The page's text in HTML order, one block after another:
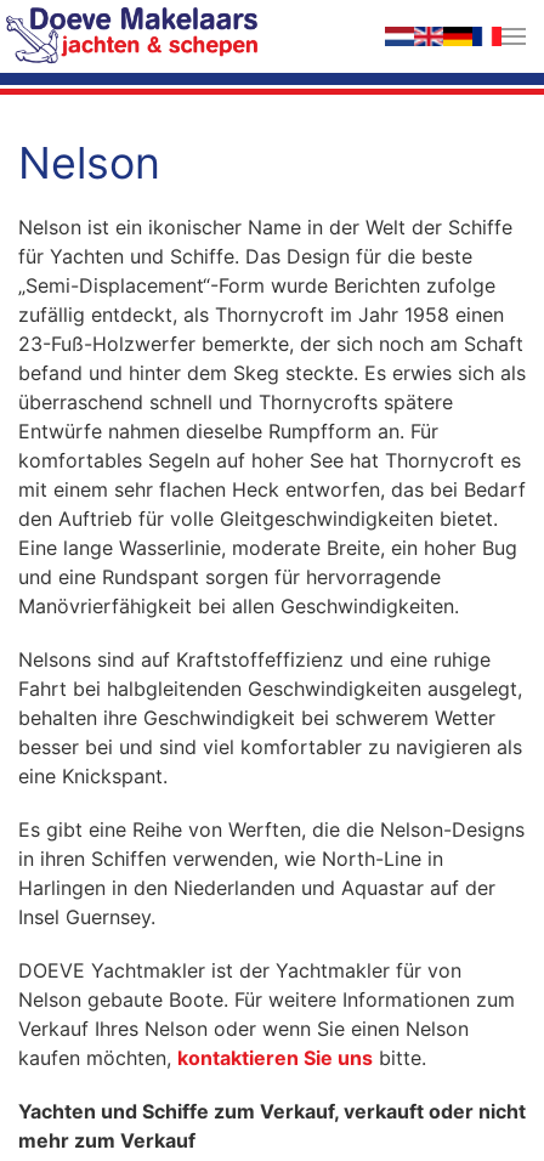
Zum Hauptinhalt springen
Nelson
Nelson ist ein ikonischer Name in der Welt der Schiffe
für Yachten und Schiffe. Das Design für die beste
„Semi-Displacement“-Form wurde Berichten zufolge
zufällig entdeckt, als Thornycroft im Jahr 1958 einen
23-Fuß-Holzwerfer bemerkte, der sich noch am Schaft
befand und hinter dem Skeg steckte. Es erwies sich als
überraschend schnell und Thornycrofts spätere
Entwürfe nahmen dieselbe Rumpfform an. Für
komfortables Segeln auf hoher See hat Thornycroft es
mit einem sehr flachen Heck entworfen, das bei Bedarf
den Auftrieb für volle Gleitgeschwindigkeiten bietet.
Eine lange Wasserlinie, moderate Breite, ein hoher Bug
und eine Rundspant sorgen für hervorragende
Manövrierfähigkeit bei allen Geschwindigkeiten.
Nelsons sind auf Kraftstoffeffizienz und eine ruhige
Fahrt bei halbgleitenden Geschwindigkeiten ausgelegt,
behalten ihre Geschwindigkeit bei schwerem Wetter
besser bei und sind viel komfortabler zu navigieren als
eine Knickspant.
Es gibt eine Reihe von Werften, die die Nelson-Designs
in ihren Schiffen verwenden, wie North-Line in
Harlingen in den Niederlanden und Aquastar auf der
Insel Guernsey.
DOEVE Yachtmakler ist der Yachtmakler für von
Nelson gebaute Boote. Für weitere Informationen zum
Verkauf Ihres Nelson oder wenn Sie einen Nelson
kaufen möchten, kontaktieren Sie uns bitte.
Yachten und Schiffe zum Verkauf, verkauft oder nicht
mehr zum Verkauf